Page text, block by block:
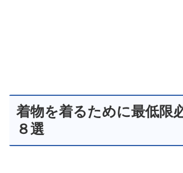
着物を着るために最低限
８選